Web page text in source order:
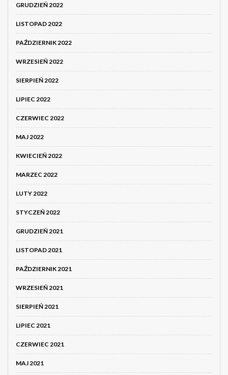
GRUDZIEŃ 2022
LISTOPAD 2022
PAŹDZIERNIK 2022
WRZESIEŃ 2022
SIERPIEŃ 2022
LIPIEC 2022
CZERWIEC 2022
MAJ 2022
KWIECIEŃ 2022
MARZEC 2022
LUTY 2022
STYCZEŃ 2022
GRUDZIEŃ 2021
LISTOPAD 2021
PAŹDZIERNIK 2021
WRZESIEŃ 2021
SIERPIEŃ 2021
LIPIEC 2021
CZERWIEC 2021
MAJ 2021